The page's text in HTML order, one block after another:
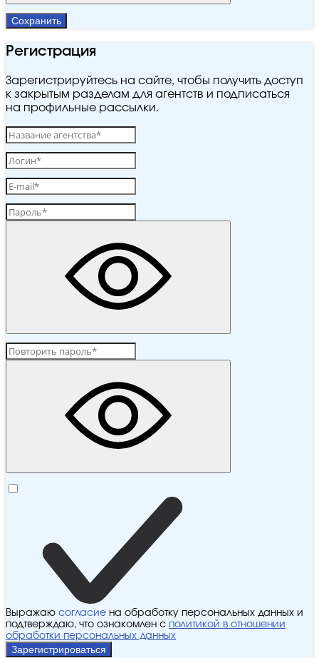
Сохранить
Регистрация
Зарегистрируйтесь на сайте, чтобы получить доступ
к закрытым разделам для агентств и подписаться
на профильные рассылки.
Выражаю согласие на обработку персональных данных и
подтверждаю, что ознакомлен с политикой в отношении
обработки персональных данных
Зарегистрироваться